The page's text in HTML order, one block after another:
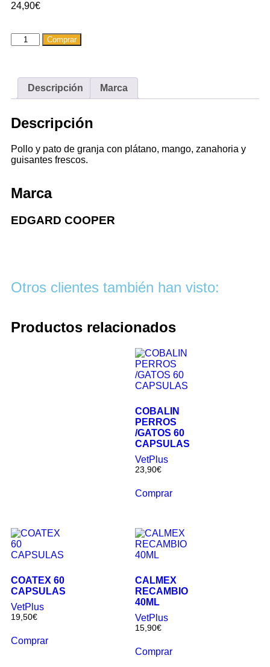
24,90€
Comprar
Descripción Marca
Descripción
Pollo y pato de granja con plátano, mango, zanahoria y
guisantes frescos.
Marca
EDGARD COOPER
Otros clientes también han visto:
Productos relacionados
COBALIN
PERROS
/GATOS 60
CAPSULAS
VetPlus
23,90€
Comprar
COATEX 60
CAPSULAS
VetPlus
19,50€
Comprar
CALMEX
RECAMBIO
40ML
VetPlus
15,90€
Comprar